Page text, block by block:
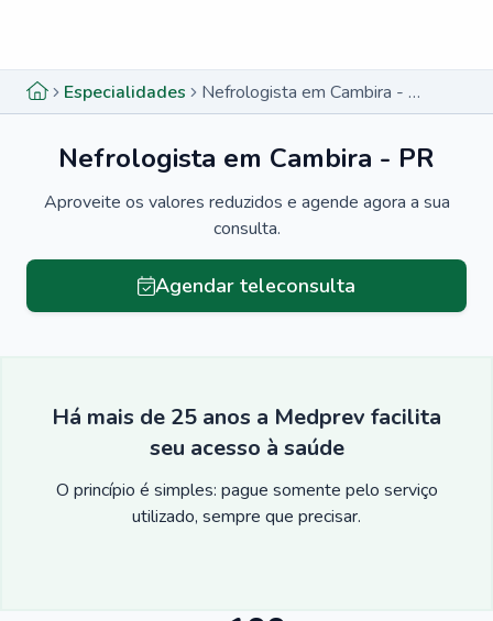
Especialidades Nefrologista em Cambira - PR
Nefrologista em Cambira - PR
Aproveite os valores reduzidos e agende agora a sua
consulta.
Agendar teleconsulta
Há mais de 25 anos a Medprev facilita
seu acesso à saúde
O princípio é simples: pague somente pelo serviço
utilizado, sempre que precisar.